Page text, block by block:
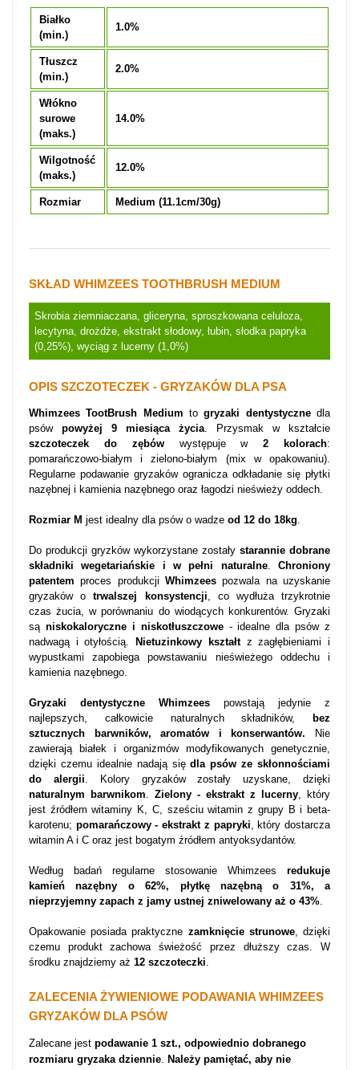
Białko
(min.)
1.0%
Tłuszcz
(min.)
2.0%
Włókno
surowe
(maks.)
14.0%
Wilgotność
(maks.)
12.0%
Rozmiar Medium (11.1cm/30g)
SKŁAD WHIMZEES TOOTHBRUSH MEDIUM
Skrobia ziemniaczana, gliceryna, sproszkowana celuloza,
lecytyna, drożdże, ekstrakt słodowy, łubin, słodka papryka
(0,25%), wyciąg z lucerny (1,0%)
OPIS SZCZOTECZEK - GRYZAKÓW DLA PSA
Whimzees TootBrush Medium togryzaki dentystycznedla
psów powyżej 9 miesiąca życia. Przysmak w kształcie
szczoteczek do zębówwystępuje w2 kolorach:
pomarańczowo-białym i zielono-białym (mix w opakowaniu).
Regularne podawanie gryzaków ogranicza odkładanie się płytki
nazębnej i kamienia nazębnego oraz łagodzi nieświeży oddech.
Rozmiar M jest idealny dla psów o wadze od 12 do 18kg.
Do produkcji gryzków wykorzystane zostały starannie dobrane
składniki wegetariańskie i w pełni naturalne.Chroniony
patentem proces produkcji Whimzees pozwala na uzyskanie
gryzaków otrwalszej konsystencji, co wydłuża trzykrotnie
czas żucia, w porównaniu do wiodących konkurentów. Gryzaki
są niskokaloryczne i niskotłuszczowe- idealne dla psów z
nadwagą i otyłością.
Nietuzinkowy kształtz zagłębieniami i
wypustkami zapobiega powstawaniu nieświeżego oddechu i
kamienia nazębnego.
Gryzaki dentystyczne Whimzees powstają jedynie z
najlepszych, całkowicie naturalnych składników,
bez
sztucznych barwników, aromatów i konserwantów. Nie
zawierają białek i organizmów modyfikowanych genetycznie,
dzięki czemu idealnie nadają siędla psów ze skłonnościami
do alergii. Kolory gryzaków zostały uzyskane, dzięki
naturalnym barwnikom. Zielony - ekstrakt z lucerny, który
jest źródłem witaminy K, C, sześciu witamin z grupy B i beta-
karotenu; pomarańczowy - ekstrakt z papryki, który dostarcza
witamin A i C oraz jest bogatym źródłem antyoksydantów.
Według badań regularne stosowanie Whimzees redukuje
kamień nazębny o 62%, płytkę nazębną o 31%, a
nieprzyjemny zapach z jamy ustnej zniwelowany aż o 43%.
Opakowanie posiada praktyczne zamknięcie strunowe, dzięki
czemu produkt zachowa świeżość przez dłuższy czas. W
środku znajdziemy aż 12 szczoteczki.
ZALECENIA ŻYWIENIOWE PODAWANIA WHIMZEES
GRYZAKÓW DLA PSÓW
Zalecane jest podawanie 1 szt., odpowiednio dobranego
rozmiaru gryzaka dziennie. Należy pamiętać, aby nie